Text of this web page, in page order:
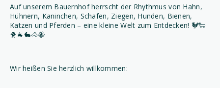
Auf unserem Bauernhof herrscht der Rhythmus von Hahn,
Hühnern, Kaninchen, Schafen, Ziegen, Hunden, Bienen,
Katzen und Pferden – eine kleine Welt zum Entdecken! 🐓🐑
🐥🐐🐇🐴🐝
Wir heißen Sie herzlich willkommen: